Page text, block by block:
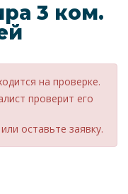
3 ком.
на проверке.
проверит его
или оставьте заявку.